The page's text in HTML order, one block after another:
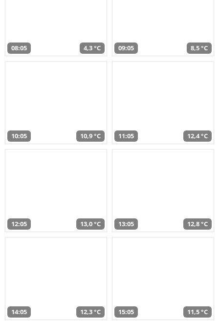
08:05 4,3 °C 09:05 8,5 °C
10:05 10,9 °C 11:05 12,4 °C
12:05 13,0 °C 13:05 12,8 °C
14:05 12,3 °C 15:05 11,5 °C